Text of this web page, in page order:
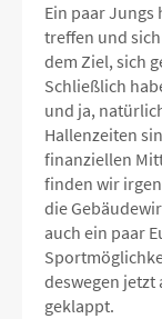
Ein paar Jungs
treffen und
dem Ziel, sich
Schließlich
und ja,
Hallenzeiten
finanziellen
finden wir
die
auch ein paar
deswegen jetzt
geklappt.